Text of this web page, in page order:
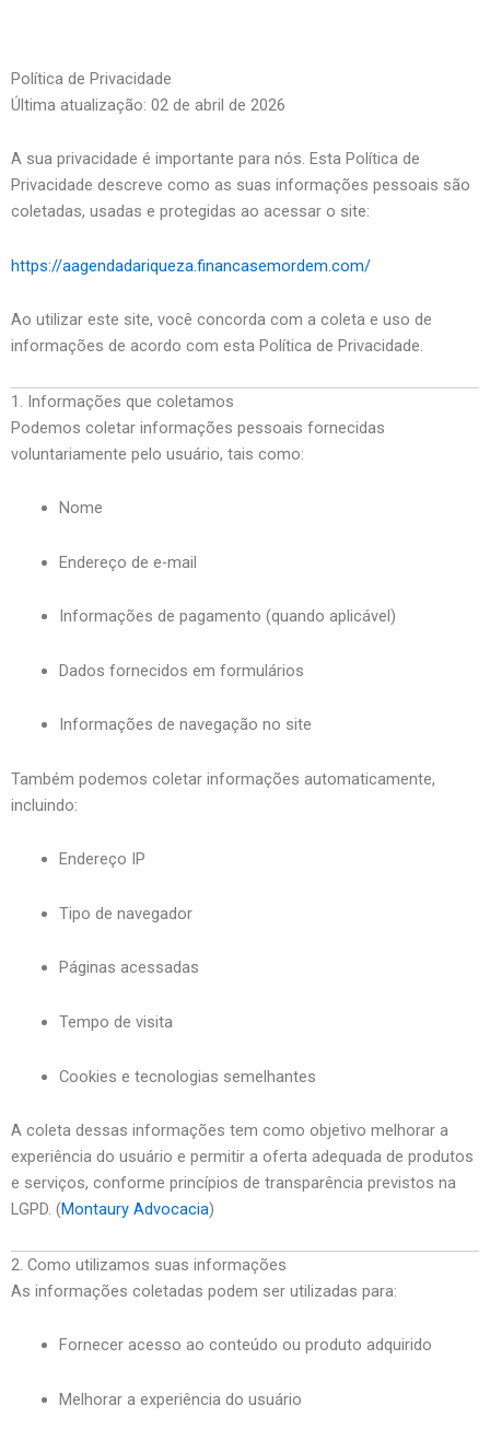
Política de Privacidade
Última atualização: 02 de abril de 2026
A sua privacidade é importante para nós. Esta Política de
Privacidade descreve como as suas informações pessoais são
coletadas, usadas e protegidas ao acessar o site:
https://aagendadariqueza.financasemordem.com/
Ao utilizar este site, você concorda com a coleta e uso de
informações de acordo com esta Política de Privacidade.
1. Informações que coletamos
Podemos coletar informações pessoais fornecidas
voluntariamente pelo usuário, tais como:
Nome
Endereço de e-mail
Informações de pagamento (quando aplicável)
Dados fornecidos em formulários
Informações de navegação no site
Também podemos coletar informações automaticamente,
incluindo:
Endereço IP
Tipo de navegador
Páginas acessadas
Tempo de visita
Cookies e tecnologias semelhantes
A coleta dessas informações tem como objetivo melhorar a
experiência do usuário e permitir a oferta adequada de produtos
e serviços, conforme princípios de transparência previstos na
LGPD. (Montaury Advocacia)
2. Como utilizamos suas informações
As informações coletadas podem ser utilizadas para:
Fornecer acesso ao conteúdo ou produto adquirido
Melhorar a experiência do usuário